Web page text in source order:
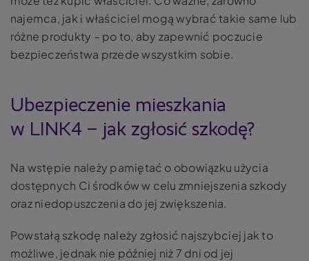
najemca, jak i właściciel mogą wybrać takie same lub
różne produkty – po to, aby zapewnić poczucie
bezpieczeństwa przede wszystkim sobie.
Ubezpieczenie mieszkania
w LINK4 – jak zgłosić szkodę?
Na wstępie należy pamiętać o obowiązku użycia
dostępnych Ci środków w celu zmniejszenia szkody
oraz niedopuszczenia do jej zwiększenia.
Powstałą szkodę należy zgłosić najszybciej jak to
możliwe, jednak nie później niż 7 dni od jej